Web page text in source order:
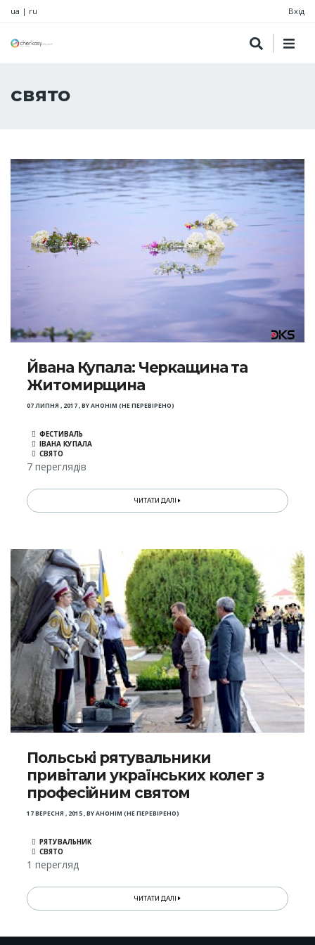
ua | ru Вхід
свято
Йвана Купала: Черкащина та
Житомирщина
07 ЛИПНЯ , 2017,BYАНОНІМ (НЕ ПЕРЕВІРЕНО)
ФЕСТИВАЛЬ
ІВАНА КУПАЛА
СВЯТО
7 переглядів
ЧИТАТИ ДАЛІ
Польські рятувальники
привітали українських колег з
професійним святом
17 ВЕРЕСНЯ , 2015,BYАНОНІМ (НЕ ПЕРЕВІРЕНО)
РЯТУВАЛЬНИК
СВЯТО
1 перегляд
ЧИТАТИ ДАЛІ